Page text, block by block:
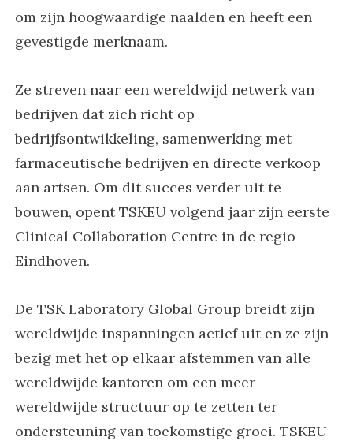
om zijn hoogwaardige naalden en heeft een
gevestigde merknaam.
Ze streven naar een wereldwijd netwerk van
bedrijven dat zich richt op
bedrijfsontwikkeling, samenwerking met
farmaceutische bedrijven en directe verkoop
aan artsen. Om dit succes verder uit te
bouwen, opent TSKEU volgend jaar zijn eerste
Clinical Collaboration Centre in de regio
Eindhoven.
De TSK Laboratory Global Group breidt zijn
wereldwijde inspanningen actief uit en ze zijn
bezig met het op elkaar afstemmen van alle
wereldwijde kantoren om een ​​meer
wereldwijde structuur op te zetten ter
ondersteuning van toekomstige groei. TSKEU